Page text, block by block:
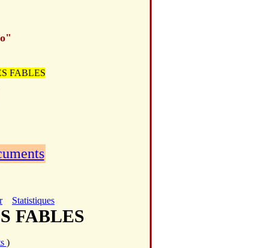
FABLES
Statistiques
FABLES
)